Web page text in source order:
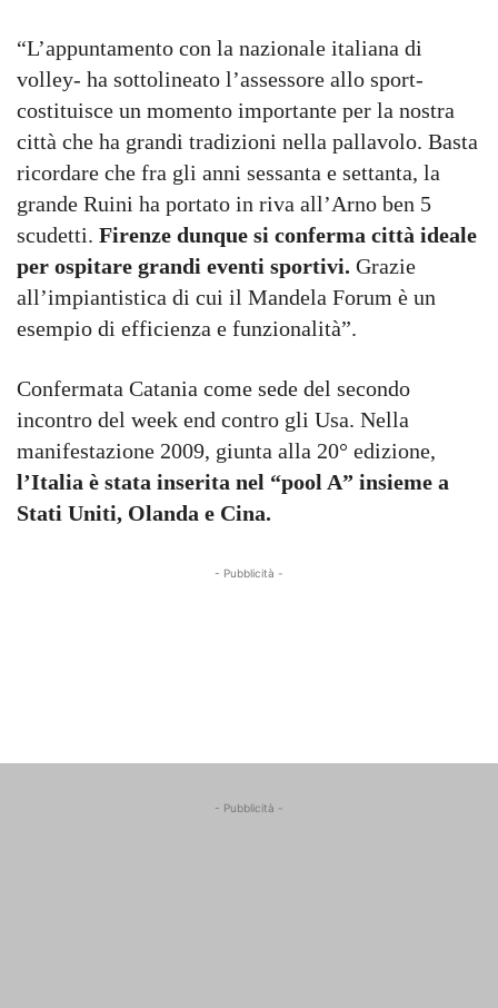
“L’appuntamento con la nazionale italiana di
volley- ha sottolineato l’assessore allo sport-
costituisce un momento importante per la nostra
città che ha grandi tradizioni nella pallavolo. Basta
ricordare che fra gli anni sessanta e settanta, la
grande Ruini ha portato in riva all’Arno ben 5
scudetti. Firenze dunque si conferma città ideale
per ospitare grandi eventi sportivi. Grazie
all’impiantistica di cui il Mandela Forum è un
esempio di efficienza e funzionalità”.
Confermata Catania come sede del secondo
incontro del week end contro gli Usa. Nella
manifestazione 2009, giunta alla 20° edizione,
l’Italia è stata inserita nel “pool A” insieme a
Stati Uniti, Olanda e Cina.
- Pubblicità -
- Pubblicità -